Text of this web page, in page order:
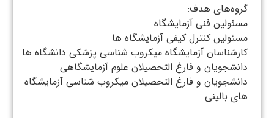
گروه‌های هدف:
مسئولین فنی آزمایشگاه
مسئولین کنترل کیفی آزمایشگاه ها
کارشناسان آزمایشگاه میکروب شناسی پزشکی دانشگاه ها
دانشجویان و فارغ التحصیلان علوم آزمایشگاهی
دانشجویان و فارغ التحصیلان میکروب شناسی آزمایشگاه
های بالینی